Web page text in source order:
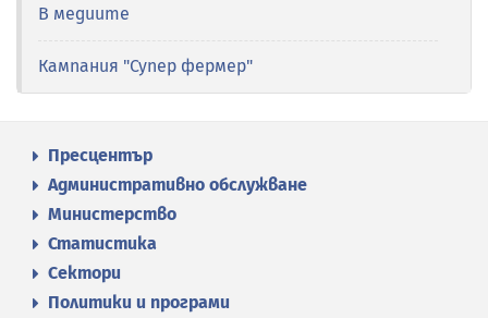
В медиите
Кампания "Супер фермер"
Пресцентър
Административно обслужване
Министерство
Статистика
Сектори
Политики и програми